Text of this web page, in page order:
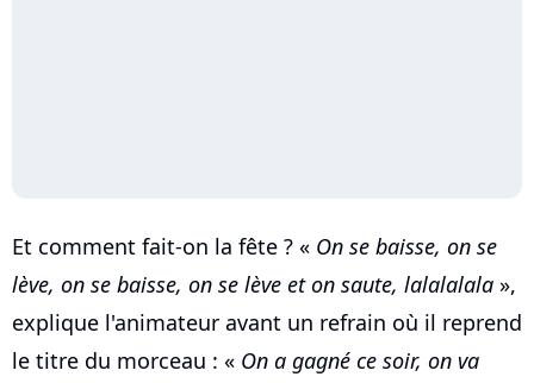
Et comment fait-on la fête ? « On se baisse, on se
lève, on se baisse, on se lève et on saute, lalalalala »,
explique l'animateur avant un refrain où il reprend
le titre du morceau : « On a gagné ce soir, on va